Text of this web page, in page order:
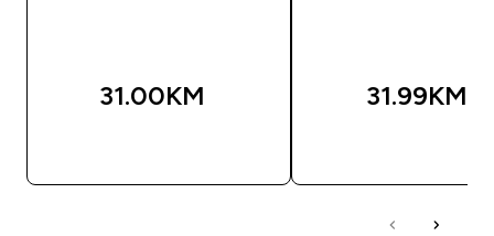
31.00KM‎ 31.99KM‎